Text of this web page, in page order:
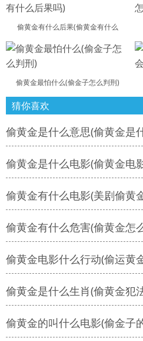
偷黄金有什么后果(偷黄金有什么
偷黄金最怕什么(偷金子怎么判刑)
猜你喜欢
偷黄金是什么意思(偷黄金是
偷黄金是什么电影(偷黄金电
偷黄金有什么电影(美剧偷黄
偷黄金有什么危害(偷黄金怎
偷黄金电影什么行动(偷运黄
偷黄金是什么生肖(偷黄金犯
偷黄金的叫什么电影(偷金子